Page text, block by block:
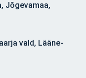
Jõgevamaa,
vald, Lääne-